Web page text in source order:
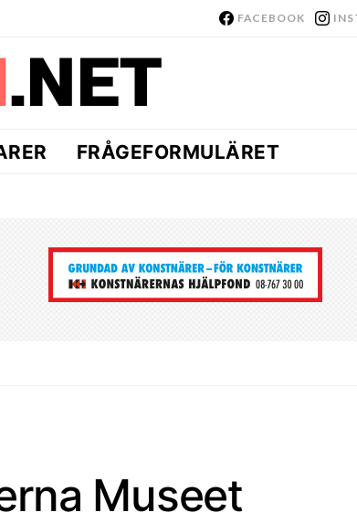
FACEBOOK
FRÅGEFORMULÄRET
Museet